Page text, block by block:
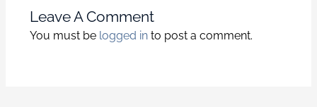
Leave A Comment
You must be logged into post a comment.